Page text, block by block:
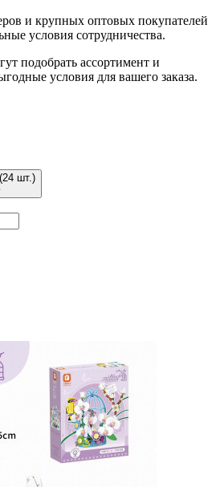
и крупных оптовых покупателей
условия сотрудничества.
подобрать ассортимент и
условия для вашего заказа.
шт.)